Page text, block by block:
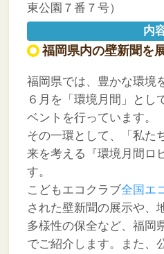
東公園７番７号）
内
福岡県内の壁新聞を
福岡県では、豊かな環境
６月を「環境月間」とし
ベントを行っています。
その一環として、「私た
来を考える『環境月間ロ
す。
こどもエコクラブ全国エ
された壁新聞の展示や、
多様性の保全など、福岡
でご紹介します。また、